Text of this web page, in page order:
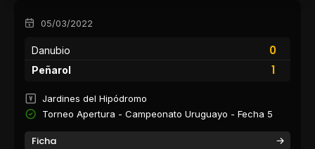
05/03/2022
Danubio
0
1
Peñarol
Jardines del Hipódromo
Torneo Apertura - Campeonato Uruguayo - Fecha 5
Ficha